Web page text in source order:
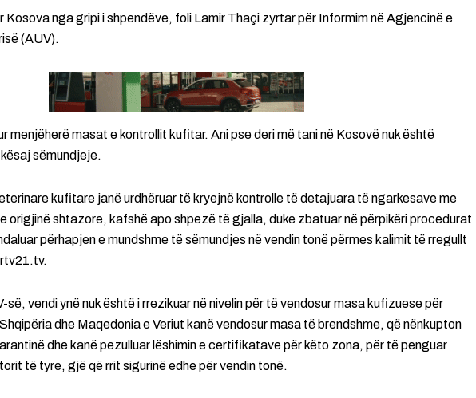
Kosova nga gripi i shpendëve, foli Lamir Thaçi zyrtar për Informim në Agjencinë e
(AUV).
menjëherë masat e kontrollit kufitar. Ani pse deri më tani në Kosovë nuk është
sëmundjeje.
kufitare janë urdhëruar të kryejnë kontrolle të detajuara të ngarkesave me
origjinë shtazore, kafshë apo shpezë të gjalla, duke zbatuar në përpikëri procedurat
përhapjen e mundshme të sëmundjes në vendin tonë përmes kalimit të rregullt
vendi ynë nuk është i rrezikuar në nivelin për të vendosur masa kufizuese për
dhe Maqedonia e Veriut kanë vendosur masa të brendshme, që nënkupton
dhe kanë pezulluar lëshimin e certifikatave për këto zona, për të penguar
të tyre, gjë që rrit sigurinë edhe për vendin tonë.